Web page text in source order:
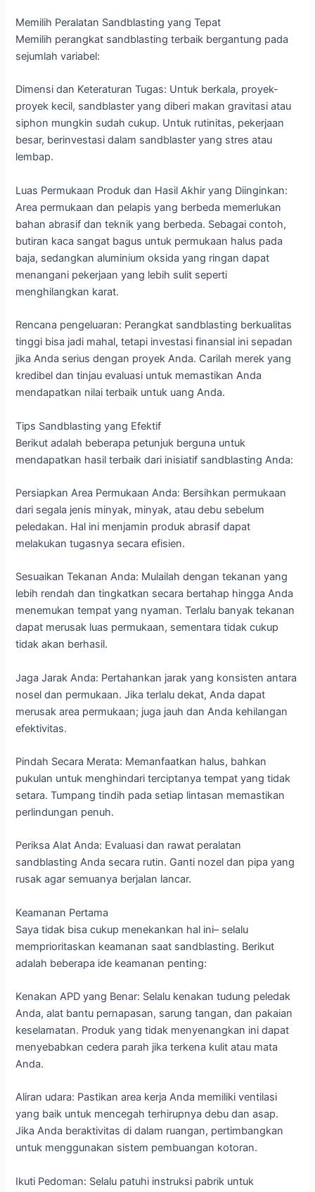
Memilih Peralatan Sandblasting yang Tepat
Memilih perangkat sandblasting terbaik bergantung pada
sejumlah variabel:
Dimensi dan Keteraturan Tugas: Untuk berkala, proyek-
proyek kecil, sandblaster yang diberi makan gravitasi atau
siphon mungkin sudah cukup. Untuk rutinitas, pekerjaan
besar, berinvestasi dalam sandblaster yang stres atau
lembap.
Luas Permukaan Produk dan Hasil Akhir yang Diinginkan:
Area permukaan dan pelapis yang berbeda memerlukan
bahan abrasif dan teknik yang berbeda. Sebagai contoh,
butiran kaca sangat bagus untuk permukaan halus pada
baja, sedangkan aluminium oksida yang ringan dapat
menangani pekerjaan yang lebih sulit seperti
menghilangkan karat.
Rencana pengeluaran: Perangkat sandblasting berkualitas
tinggi bisa jadi mahal, tetapi investasi finansial ini sepadan
jika Anda serius dengan proyek Anda. Carilah merek yang
kredibel dan tinjau evaluasi untuk memastikan Anda
mendapatkan nilai terbaik untuk uang Anda.
Tips Sandblasting yang Efektif
Berikut adalah beberapa petunjuk berguna untuk
mendapatkan hasil terbaik dari inisiatif sandblasting Anda:
Persiapkan Area Permukaan Anda: Bersihkan permukaan
dari segala jenis minyak, minyak, atau debu sebelum
peledakan. Hal ini menjamin produk abrasif dapat
melakukan tugasnya secara efisien.
Sesuaikan Tekanan Anda: Mulailah dengan tekanan yang
lebih rendah dan tingkatkan secara bertahap hingga Anda
menemukan tempat yang nyaman. Terlalu banyak tekanan
dapat merusak luas permukaan, sementara tidak cukup
tidak akan berhasil.
Jaga Jarak Anda: Pertahankan jarak yang konsisten antara
nosel dan permukaan. Jika terlalu dekat, Anda dapat
merusak area permukaan; juga jauh dan Anda kehilangan
efektivitas.
Pindah Secara Merata: Memanfaatkan halus, bahkan
pukulan untuk menghindari terciptanya tempat yang tidak
setara. Tumpang tindih pada setiap lintasan memastikan
perlindungan penuh.
Periksa Alat Anda: Evaluasi dan rawat peralatan
sandblasting Anda secara rutin. Ganti nozel dan pipa yang
rusak agar semuanya berjalan lancar.
Keamanan Pertama
Saya tidak bisa cukup menekankan hal ini– selalu
memprioritaskan keamanan saat sandblasting. Berikut
adalah beberapa ide keamanan penting:
Kenakan APD yang Benar: Selalu kenakan tudung peledak
Anda, alat bantu pernapasan, sarung tangan, dan pakaian
keselamatan. Produk yang tidak menyenangkan ini dapat
menyebabkan cedera parah jika terkena kulit atau mata
Anda.
Aliran udara: Pastikan area kerja Anda memiliki ventilasi
yang baik untuk mencegah terhirupnya debu dan asap.
Jika Anda beraktivitas di dalam ruangan, pertimbangkan
untuk menggunakan sistem pembuangan kotoran.
Ikuti Pedoman: Selalu patuhi instruksi pabrik untuk